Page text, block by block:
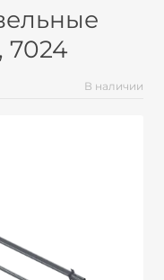
7024
В наличии